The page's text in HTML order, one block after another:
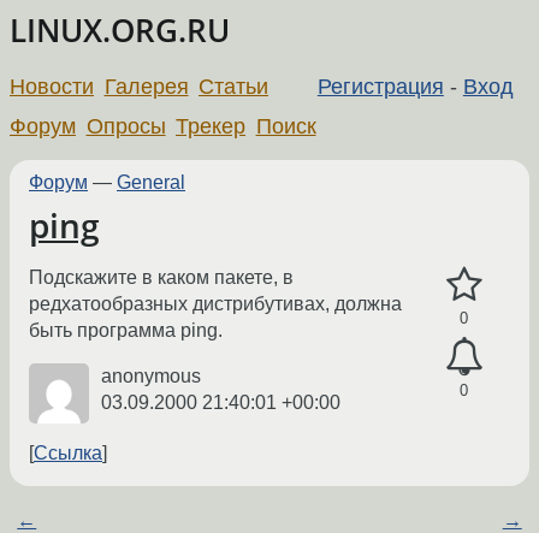
LINUX.ORG.RU
Регистрация - Вход
Новости Галерея Статьи
Форум Опросы Трекер Поиск
Форум — General
ping
0
0
Подскажите в каком пакете, в
редхатообразных дистрибутивах, должна
быть программа ping.
anonymous
03.09.2000 21:40:01 +00:00
Ссылка
← →